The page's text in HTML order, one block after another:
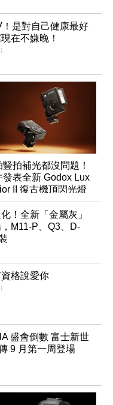
是對自己健康最好
在不嫌晚！
豎拍補光都沒問題！
發表全新 Godox Lux
II 復古機頂閃光燈
！全新「金屬灰」
M11-P、Q3、D-
格說愛你
盛會倒數 富士新世
9 月第一周登場